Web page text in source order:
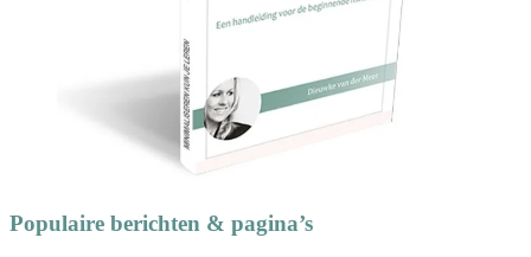
Populaire berichten & pagina’s